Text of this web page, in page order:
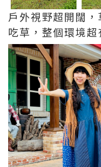
戶外視野超開闊
吃草，整個環境超